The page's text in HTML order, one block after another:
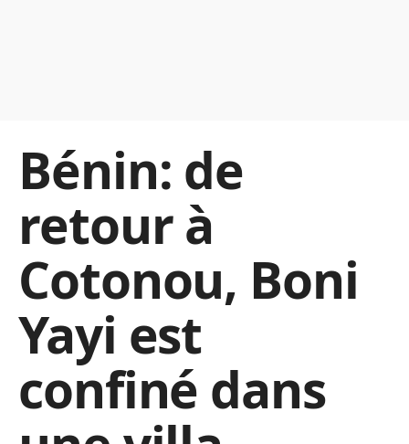
Bénin: de
retour à
Cotonou, Boni
Yayi est
confiné dans